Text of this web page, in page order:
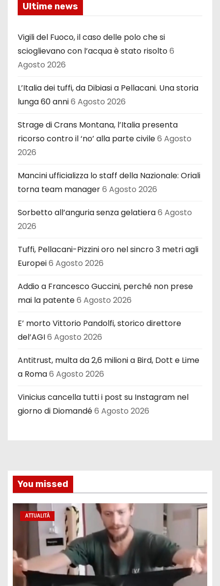
Ultime news
Vigili del Fuoco, il caso delle polo che si
scioglievano con l’acqua è stato risolto6
Agosto 2026
L’Italia dei tuffi, da Dibiasi a Pellacani. Una storia
lunga 60 anni6 Agosto 2026
Strage di Crans Montana, l’Italia presenta
ricorso contro il ‘no’ alla parte civile6 Agosto
2026
Mancini ufficializza lo staff della Nazionale: Oriali
torna team manager6 Agosto 2026
Sorbetto all’anguria senza gelatiera6 Agosto
2026
Tuffi, Pellacani-Pizzini oro nel sincro 3 metri agli
Europei6 Agosto 2026
Addio a Francesco Guccini, perché non prese
mai la patente6 Agosto 2026
E’ morto Vittorio Pandolfi, storico direttore
del’AGI6 Agosto 2026
Antitrust, multa da 2,6 milioni a Bird, Dott e Lime
a Roma6 Agosto 2026
Vinicius cancella tutti i post su Instagram nel
giorno di Diomandé6 Agosto 2026
You missed
ATTUALITÀ